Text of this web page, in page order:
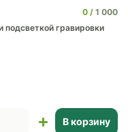
0
1 000
подсветкой гравировки
В корзину